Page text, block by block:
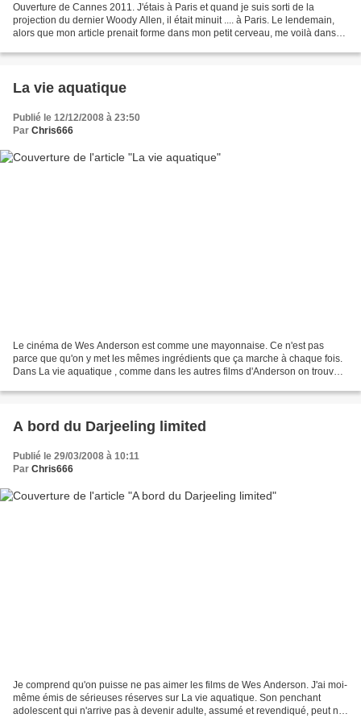
Ouverture de Cannes 2011. J'étais à Paris et quand je suis sorti de la
projection du dernier Woody Allen, il était minuit .... à Paris. Le lendemain,
alors que mon article prenait forme dans mon petit cerveau, me voilà dans
La vie aquatique
Publié le 12/12/2008 à 23:50
Par Chris666
Le cinéma de Wes Anderson est comme une mayonnaise. Ce n'est pas
parce que qu'on y met les mêmes ingrédients que ça marche à chaque fois.
Dans La vie aquatique , comme dans les autres films d'Anderson on trouve
A bord du Darjeeling limited
Publié le 29/03/2008 à 10:11
Par Chris666
Je comprend qu'on puisse ne pas aimer les films de Wes Anderson. J'ai moi-
même émis de sérieuses réserves sur La vie aquatique. Son penchant
adolescent qui n'arrive pas à devenir adulte, assumé et revendiqué, peut ne